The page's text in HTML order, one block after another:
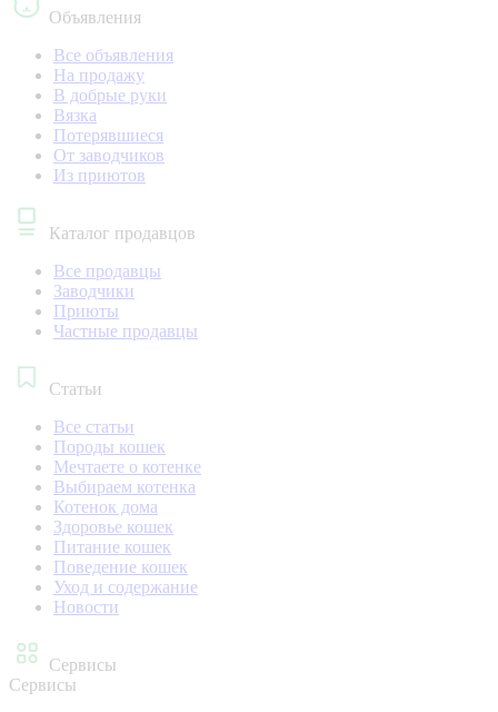
Объявления
Все объявления
На продажу
В добрые руки
Вязка
Потерявшиеся
От заводчиков
Из приютов
Каталог продавцов
Все продавцы
Заводчики
Приюты
Частные продавцы
Статьи
Все статьи
Породы кошек
Мечтаете о котенке
Выбираем котенка
Котенок дома
Здоровье кошек
Питание кошек
Поведение кошек
Уход и содержание
Новости
Сервисы
Сервисы